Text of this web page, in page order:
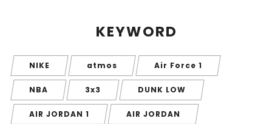
KEYWORD
NIKE atmos Air Force 1
NBA 3x3 DUNK LOW
AIR JORDAN 1 AIR JORDAN